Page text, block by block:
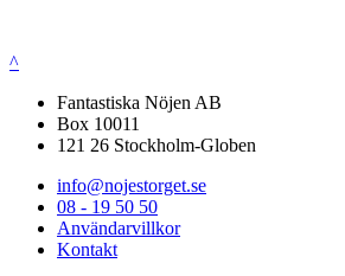
^
Fantastiska Nöjen AB
Box 10011
121 26 Stockholm-Globen
info@nojestorget.se
08 - 19 50 50
Användarvillkor
Kontakt